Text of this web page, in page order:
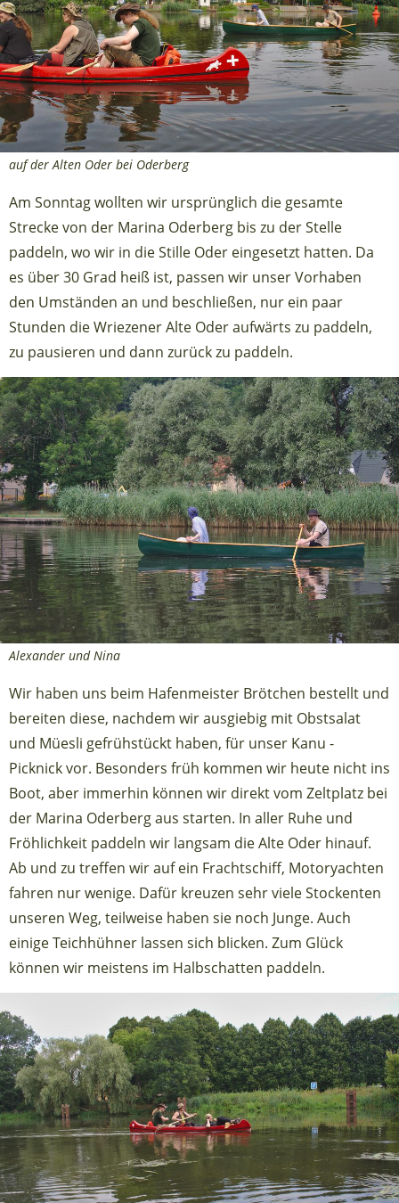
auf der Alten Oder bei Oderberg
Am Sonntag wollten wir ursprünglich die gesamte
Strecke von der Marina Oderberg bis zu der Stelle
paddeln, wo wir in die Stille Oder eingesetzt hatten. Da
es über 30 Grad heiß ist, passen wir unser Vorhaben
den Umständen an und beschließen, nur ein paar
Stunden die Wriezener Alte Oder aufwärts zu paddeln,
zu pausieren und dann zurück zu paddeln.
Alexander und Nina
Wir haben uns beim Hafenmeister Brötchen bestellt und
bereiten diese, nachdem wir ausgiebig mit Obstsalat
und Müesli gefrühstückt haben, für unser Kanu -
Picknick vor. Besonders früh kommen wir heute nicht ins
Boot, aber immerhin können wir direkt vom Zeltplatz bei
der Marina Oderberg aus starten. In aller Ruhe und
Fröhlichkeit paddeln wir langsam die Alte Oder hinauf.
Ab und zu treffen wir auf ein Frachtschiff, Motoryachten
fahren nur wenige. Dafür kreuzen sehr viele Stockenten
unseren Weg, teilweise haben sie noch Junge. Auch
einige Teichhühner lassen sich blicken. Zum Glück
können wir meistens im Halbschatten paddeln.